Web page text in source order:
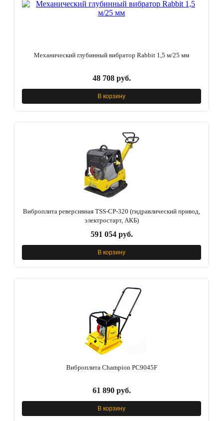
Механический глубинный вибратор Rabbit 1,5 м/25 мм
48 708 руб.
В корзину
Виброплита реверсивная TSS-CP-320 (гидравлический привод,
электростарт, АКБ)
591 054 руб.
В корзину
Виброплита Champion PC9045F
61 890 руб.
В корзину